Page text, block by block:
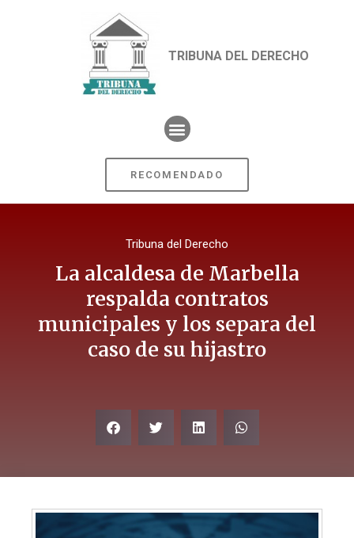
TRIBUNA DEL DERECHO
RECOMENDADO
Tribuna del Derecho
La alcaldesa de Marbella
respalda contratos
municipales y los separa del
caso de su hijastro